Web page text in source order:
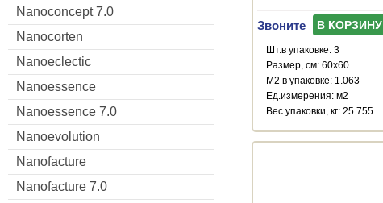
Nanoconcept 7.0
Nanocorten
Nanoeclectic
Nanoessence
Nanoessence 7.0
Nanoevolution
Nanofacture
Nanofacture 7.0
Звоните В КОРЗИНУ
Шт.в упаковке: 3
Размер, см: 60x60
М2 в упаковке: 1.063
Ед.измерения: м2
Веc упаковки, кг: 25.755